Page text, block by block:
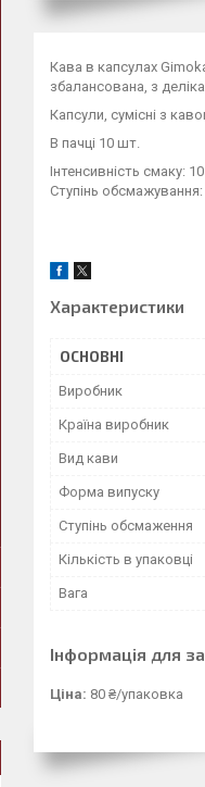
Кава в капсулах
збалансована, з
Капсули, сумісні з
В пачці 10 шт.
Інтенсивність смаку: 10
Ступінь обсмажування:
Характеристики
ОСНОВНІ
Виробник
Країна виробник
Вид кави
Форма випуску
Ступінь обсмаження
Кількість в упаковці
Вага
Інформація для
Ціна: 80 ₴/упаковка